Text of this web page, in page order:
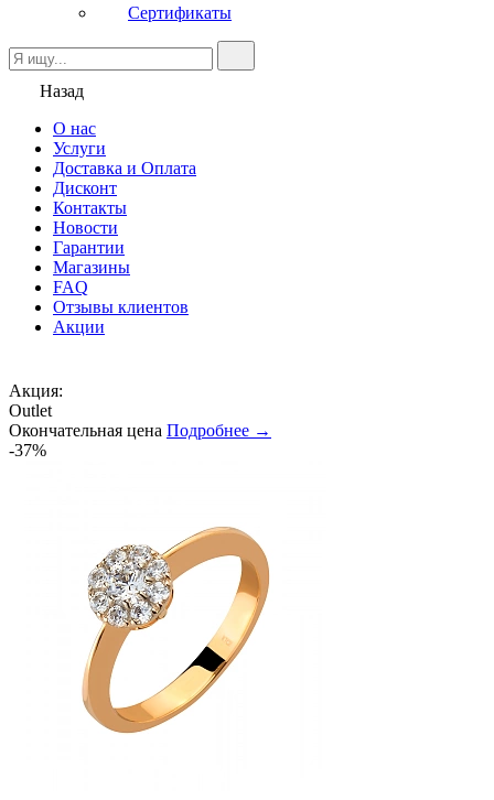
Сертификаты
Назад
О нас
Услуги
Доставка и Оплата
Дисконт
Контакты
Новости
Гарантии
Магазины
FAQ
Отзывы клиентов
Акции
Акция:
Outlet
Окончательная цена Подробнее →
-37%